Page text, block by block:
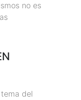
no es
del